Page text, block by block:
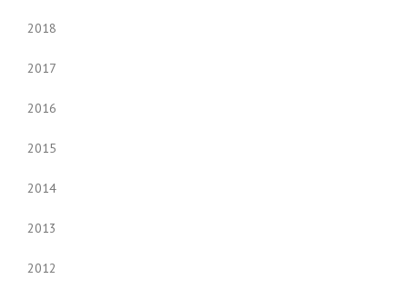
2018
2017
2016
2015
2014
2013
2012